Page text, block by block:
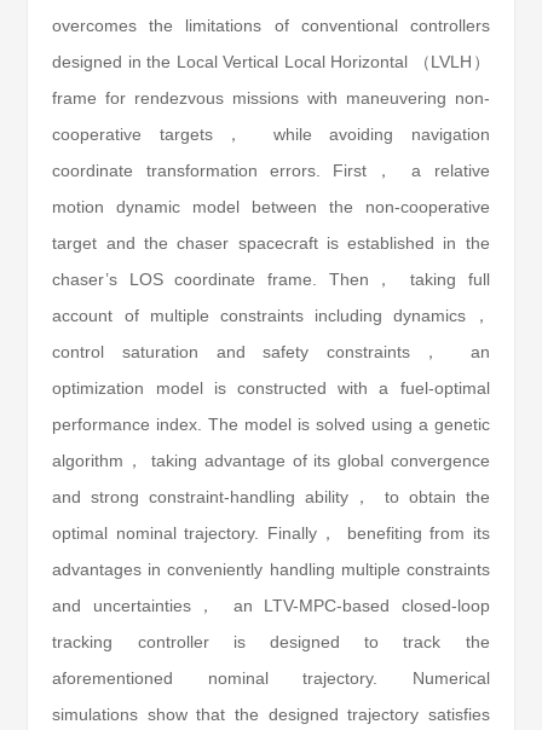
overcomes the limitations of conventional controllers
designed in the Local Vertical Local Horizontal （LVLH）
frame for rendezvous missions with maneuvering non-
cooperative targets， while avoiding navigation
coordinate transformation errors. First， a relative
motion dynamic model between the non-cooperative
target and the chaser spacecraft is established in the
chaser’s LOS coordinate frame. Then， taking full
account of multiple constraints including dynamics，
control saturation and safety constraints， an
optimization model is constructed with a fuel-optimal
performance index. The model is solved using a genetic
algorithm， taking advantage of its global convergence
and strong constraint-handling ability， to obtain the
optimal nominal trajectory. Finally， benefiting from its
advantages in conveniently handling multiple constraints
and uncertainties， an LTV-MPC-based closed-loop
tracking controller is designed to track the
aforementioned nominal trajectory. Numerical
simulations show that the designed trajectory satisfies